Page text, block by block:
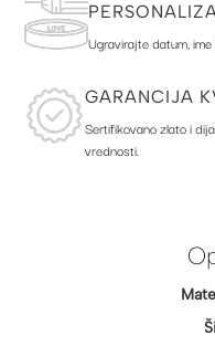
Ugravirajte datum,
GARANCIJA
Sertifikovano zlato i
vrednosti.